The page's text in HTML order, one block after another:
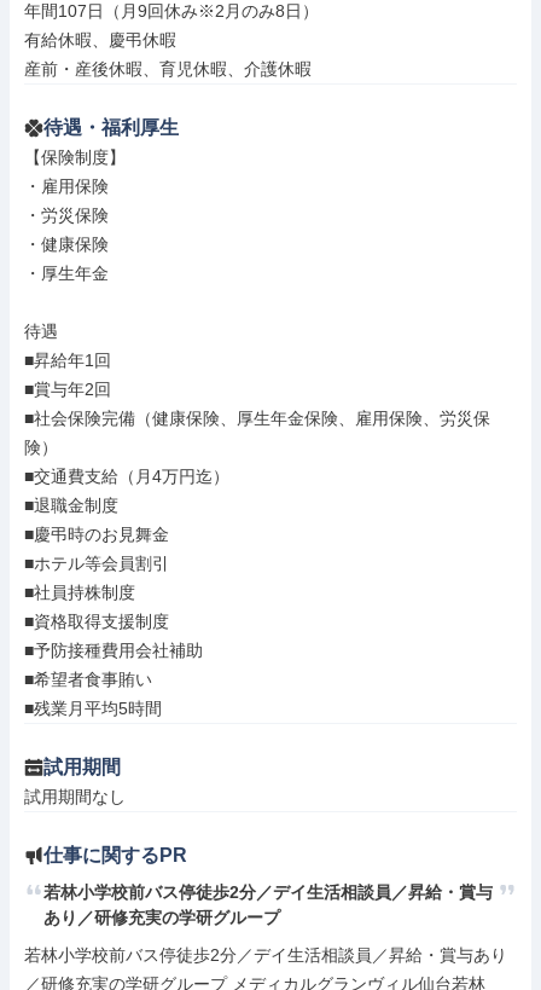
年間107日（月9回休み※2月のみ8日）
有給休暇、慶弔休暇
産前・産後休暇、育児休暇、介護休暇
待遇・福利厚生
【保険制度】
・雇用保険
・労災保険
・健康保険
・厚生年金
待遇
■昇給年1回
■賞与年2回
■社会保険完備（健康保険、厚生年金保険、雇用保険、労災保
険）
■交通費支給（月4万円迄）
■退職金制度
■慶弔時のお見舞金
■ホテル等会員割引
■社員持株制度
■資格取得支援制度
■予防接種費用会社補助
■希望者食事賄い
■残業月平均5時間
試用期間
試用期間なし
仕事に関するPR
若林小学校前バス停徒歩2分／デイ生活相談員／昇給・賞与
あり／研修充実の学研グループ
若林小学校前バス停徒歩2分／デイ生活相談員／昇給・賞与あり
／研修充実の学研グループ メディカルグランヴィル仙台若林